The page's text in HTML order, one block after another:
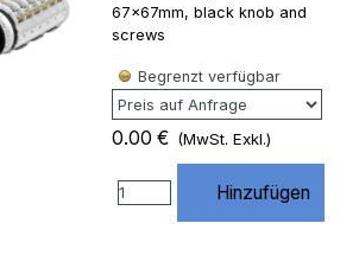
67x67mm, black knob and
screws
Begrenzt verfügbar
0.00 € (MwSt. Exkl.)
Hinzufügen